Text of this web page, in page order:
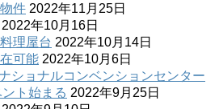
件 2022年11月25日
2022年10月16日
理屋台 2022年10月14日
可能 2022年10月6日
ショナルコンベンションセンター
ト始まる 2022年9月25日